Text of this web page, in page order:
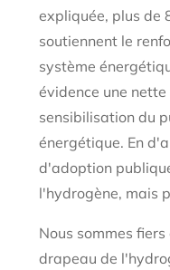
expliquée, plus de
soutiennent le
système
évidence une
sensibilisation du
énergétique. En
d'adoption
l'hydrogène, mais
Nous sommes
drapeau de